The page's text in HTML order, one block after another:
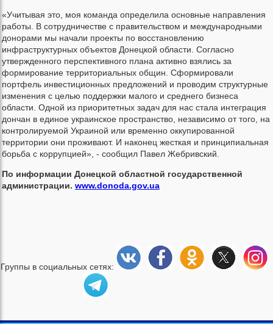
«Учитывая это, моя команда определила основные направления
работы. В сотрудничестве с правительством и международными
донорами мы начали проекты по восстановлению
инфраструктурных объектов Донецкой области. Согласно
утвержденного перспективного плана активно взялись за
формирование территориальных общин. Сформировали
портфель инвестиционных предложений и проводим структурные
изменения с целью поддержки малого и среднего бизнеса
области. Одной из приоритетных задач для нас стала интеграция
дончан в единое украинское пространство, независимо от того, на
контролируемой Украиной или временно оккупированной
территории они проживают. И наконец жесткая и принципиальная
борьба с коррупцией», - сообщил Павел Жебривский.
По информации Донецкой областной государственной
администрации. www.donoda.gov.ua
Группы в социальных сетях: